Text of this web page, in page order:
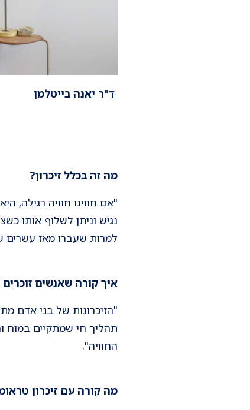
ד"ר יאנה בייטלמן
מה זה בכלל זיכרון?
"אם חווינו חוויה רגילה,
נגיש וניתן לשלוף אותו
למרות שעברו מאז עשרים
איך קורה שאנשים
תהליך חי שמתקיים במוח
החוויה".
מה קורה עם זיכרון